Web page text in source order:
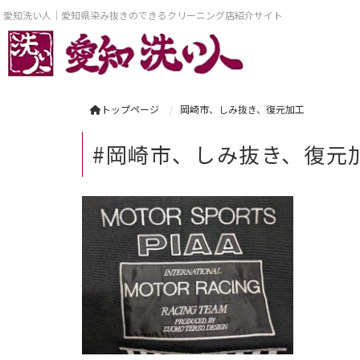
愛知洗い人｜愛知県染み抜きのできるクリーニング店紹介サイト
トップページ 岡崎市、しみ抜き、復元加工
#岡崎市、しみ抜き、復元